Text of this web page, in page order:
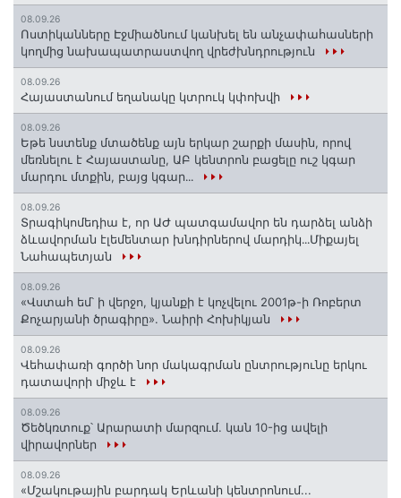
08.09.26
Ոստիկանները Էջմիածնում կանխել են անչափահասների
կողմից նախապատրաստվող վրեժխնդրություն
08.09.26
Հայաստանում եղանակը կտրուկ կփոխվի
08.09.26
Եթե նստենք մտածենք այն երկար շարքի մասին, որով
մեռնելու է Հայաստանը, ԱԲ կենտրոն բացելը ուշ կգար
մարդու մտքին, բայց կգար․․․
08.09.26
Տրագիկոմեդիա է, որ ԱԺ պատգամավոր են դարձել անձի
ձևավորման էլեմենտար խնդիրներով մարդիկ․․․Միքայել
Նահապետյան
08.09.26
«Վստահ եմ՝ ի վերջո, կյանքի է կոչվելու 2001թ-ի Ռոբերտ
Քոչարյանի ծրագիրը». Նաիրի Հոխիկյան
08.09.26
Վեհափառի գործի նոր մակագրման ընտրությունը երկու
դատավորի միջև է
08.09.26
Ծեծկռտուք՝ Արարատի մարզում. կան 10-ից ավելի
վիրավորներ
08.09.26
«Մշակութային բարդակ Երևանի կենտրոնում...